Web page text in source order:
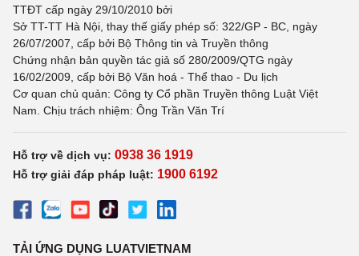
TTĐT cấp ngày 29/10/2010 bởi
Sở TT-TT Hà Nội, thay thế giấy phép số: 322/GP - BC, ngày
26/07/2007, cấp bởi Bộ Thông tin và Truyền thông
Chứng nhận bản quyền tác giả số 280/2009/QTG ngày
16/02/2009, cấp bởi Bộ Văn hoá - Thể thao - Du lịch
Cơ quan chủ quản: Công ty Cổ phần Truyền thông Luật Việt
Nam. Chịu trách nhiệm: Ông Trần Văn Trí
Hỗ trợ về dịch vụ: 0938 36 1919
Hỗ trợ giải đáp pháp luật: 1900 6192
TẢI ỨNG DỤNG LUATVIETNAM